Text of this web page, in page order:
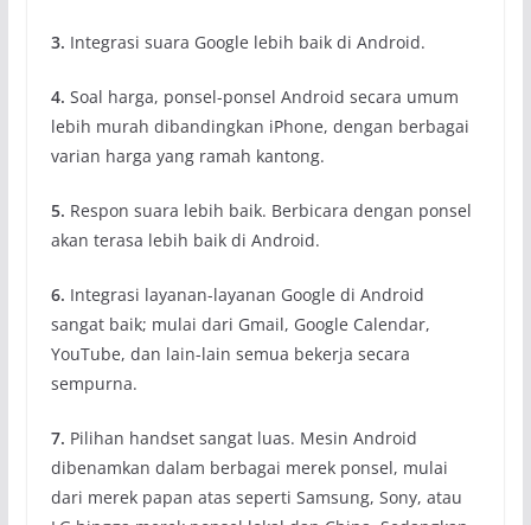
3. Integrasi suara Google lebih baik di Android.
4. Soal harga, ponsel-ponsel Android secara umum
lebih murah dibandingkan iPhone, dengan berbagai
varian harga yang ramah kantong.
5. Respon suara lebih baik. Berbicara dengan ponsel
akan terasa lebih baik di Android.
6. Integrasi layanan-layanan Google di Android
sangat baik; mulai dari Gmail, Google Calendar,
YouTube, dan lain-lain semua bekerja secara
sempurna.
7. Pilihan handset sangat luas. Mesin Android
dibenamkan dalam berbagai merek ponsel, mulai
dari merek papan atas seperti Samsung, Sony, atau